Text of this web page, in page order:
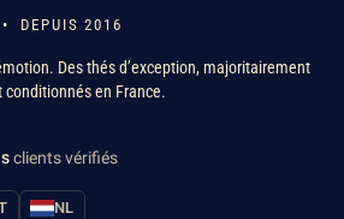
DEPUIS 2016
Des thés d’exception, majoritairement
en France.
clients vérifiés
NL